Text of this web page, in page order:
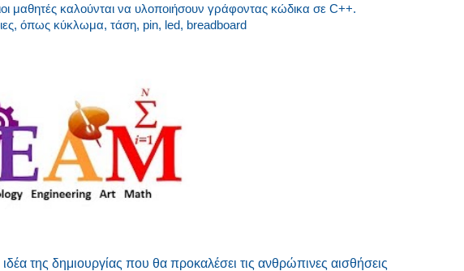
μαθητές καλούνται να υλοποιήσουν γράφοντας κώδικα σε C++.
όπως κύκλωμα, τάση, pin, led, breadboard
της δημιουργίας που θα προκαλέσει τις ανθρώπινες αισθήσεις